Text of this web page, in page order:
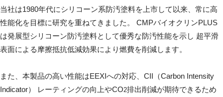
当社は1980年代にシリコーン系防汚塗料を上市して以来、常に高
性能化を目標に研究を重ねてきました。 CMPバイオクリンPLUS
は発展型シリコーン防汚塗料として優秀な防汚性能を示し 超平滑
表面による摩擦抵抗低減効果により燃費を削減します。
また、本製品の高い性能はEEXIへの対応、CII（Carbon Intensity
Indicator） レーティングの向上やCO2排出削減が期待できるため